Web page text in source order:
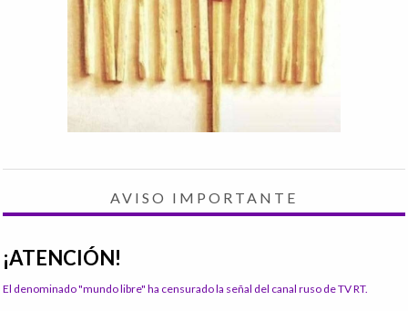
AVISO IMPORTANTE
¡ATENCIÓN!
El denominado "mundo libre" ha censurado la señal del canal ruso de TV RT.